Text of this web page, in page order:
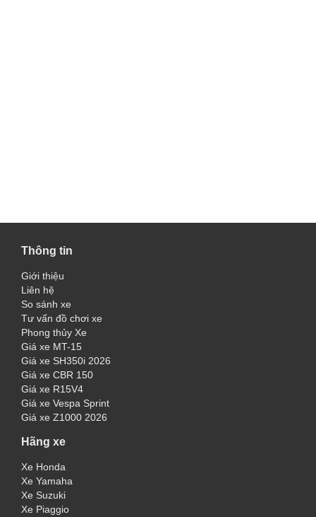
Thông tin
Giới thiệu
Liên hệ
So sánh xe
Tư vấn đồ chơi xe
Phong thủy Xe
Giá xe MT-15
Giá xe SH350i 2026
Giá xe CBR 150
Giá xe R15V4
Giá xe Vespa Sprint
Giá xe Z1000 2026
Hãng xe
Xe Honda
Xe Yamaha
Xe Suzuki
Xe Piaggio